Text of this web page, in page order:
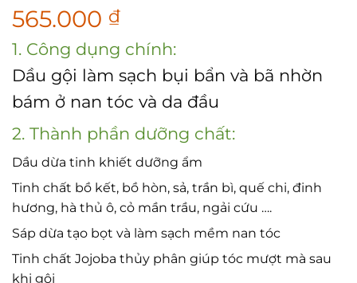
565.000 ₫
1. Công dụng chính:
Dầu gội làm sạch bụi bẩn và bã nhờn
bám ở nan tóc và da đầu
2. Thành phần dưỡng chất:
Dầu dừa tinh khiết dưỡng ẩm
Tinh chất bồ kết, bồ hòn, sả, trần bì, quế chi, đinh
hương, hà thủ ô, cỏ mần trầu, ngải cứu ….
Sáp dừa tạo bọt và làm sạch mềm nan tóc
Tinh chất Jojoba thủy phân giúp tóc mượt mà sau
khi gội